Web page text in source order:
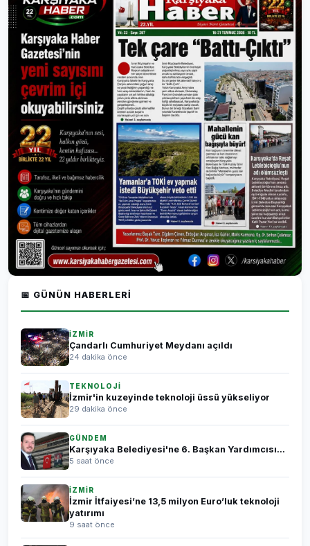
📅 GÜNÜN HABERLERI
İZMİR
Çandarlı Cumhuriyet Meydanı açıldı
24 dakika önce
TEKNOLOJİ
İzmir'in kuzeyinde teknoloji üssü yükseliyor
29 dakika önce
GÜNDEM
Karşıyaka Belediyesi'ne 6. Başkan Yardımcısı...
5 saat önce
İZMİR
İzmir İtfaiyesi’ne 13,5 milyon Euro’luk teknoloji
yatırımı
9 saat önce